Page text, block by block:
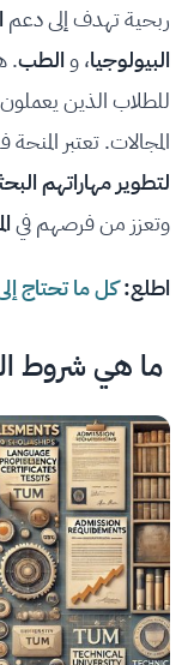
ربحية تهدف إلى دعم
البيولوجيا، والطب.
للطلاب الذين
المجالات. تعتبر
لتطوير مهاراتهم
وتعزز من فرصهم في
اطلع:كل ما تحتاج
ما هي شروط